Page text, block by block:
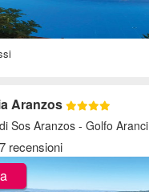
Aranzos
Sos Aranzos - Golfo Aranci
recensioni